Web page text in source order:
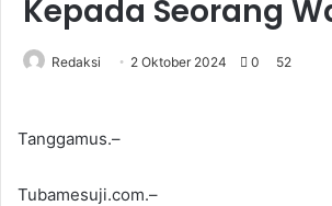
Kepada Seorang
Redaksi 2 Oktober 2024 0 52
Tanggamus.–
Tubamesuji.com.–